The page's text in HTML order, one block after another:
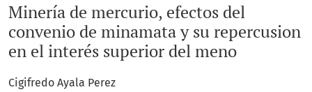
Minería de mercurio, efectos del
convenio de minamata y su repercusion
en el interés superior del meno
Cigifredo Ayala Perez